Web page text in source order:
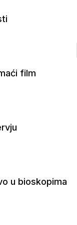
film
u bioskopima